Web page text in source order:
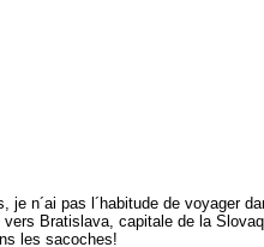
je n´ai pas l´habitude de voyager
vers Bratislava, capitale de la
les sacoches!